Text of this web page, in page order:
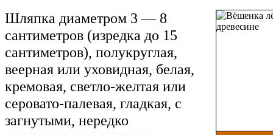
Шляпка диаметром 3 — 8
сантиметров (изредка до 15
сантиметров), полукруглая,
веерная или уховидная, белая,
кремовая, светло-желтая или
серовато-палевая, гладкая, с
загнутыми, нередко